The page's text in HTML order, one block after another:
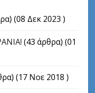
(08 Δεκ 2023 )
(43 άρθρα) (01
(17 Νοε 2018 )